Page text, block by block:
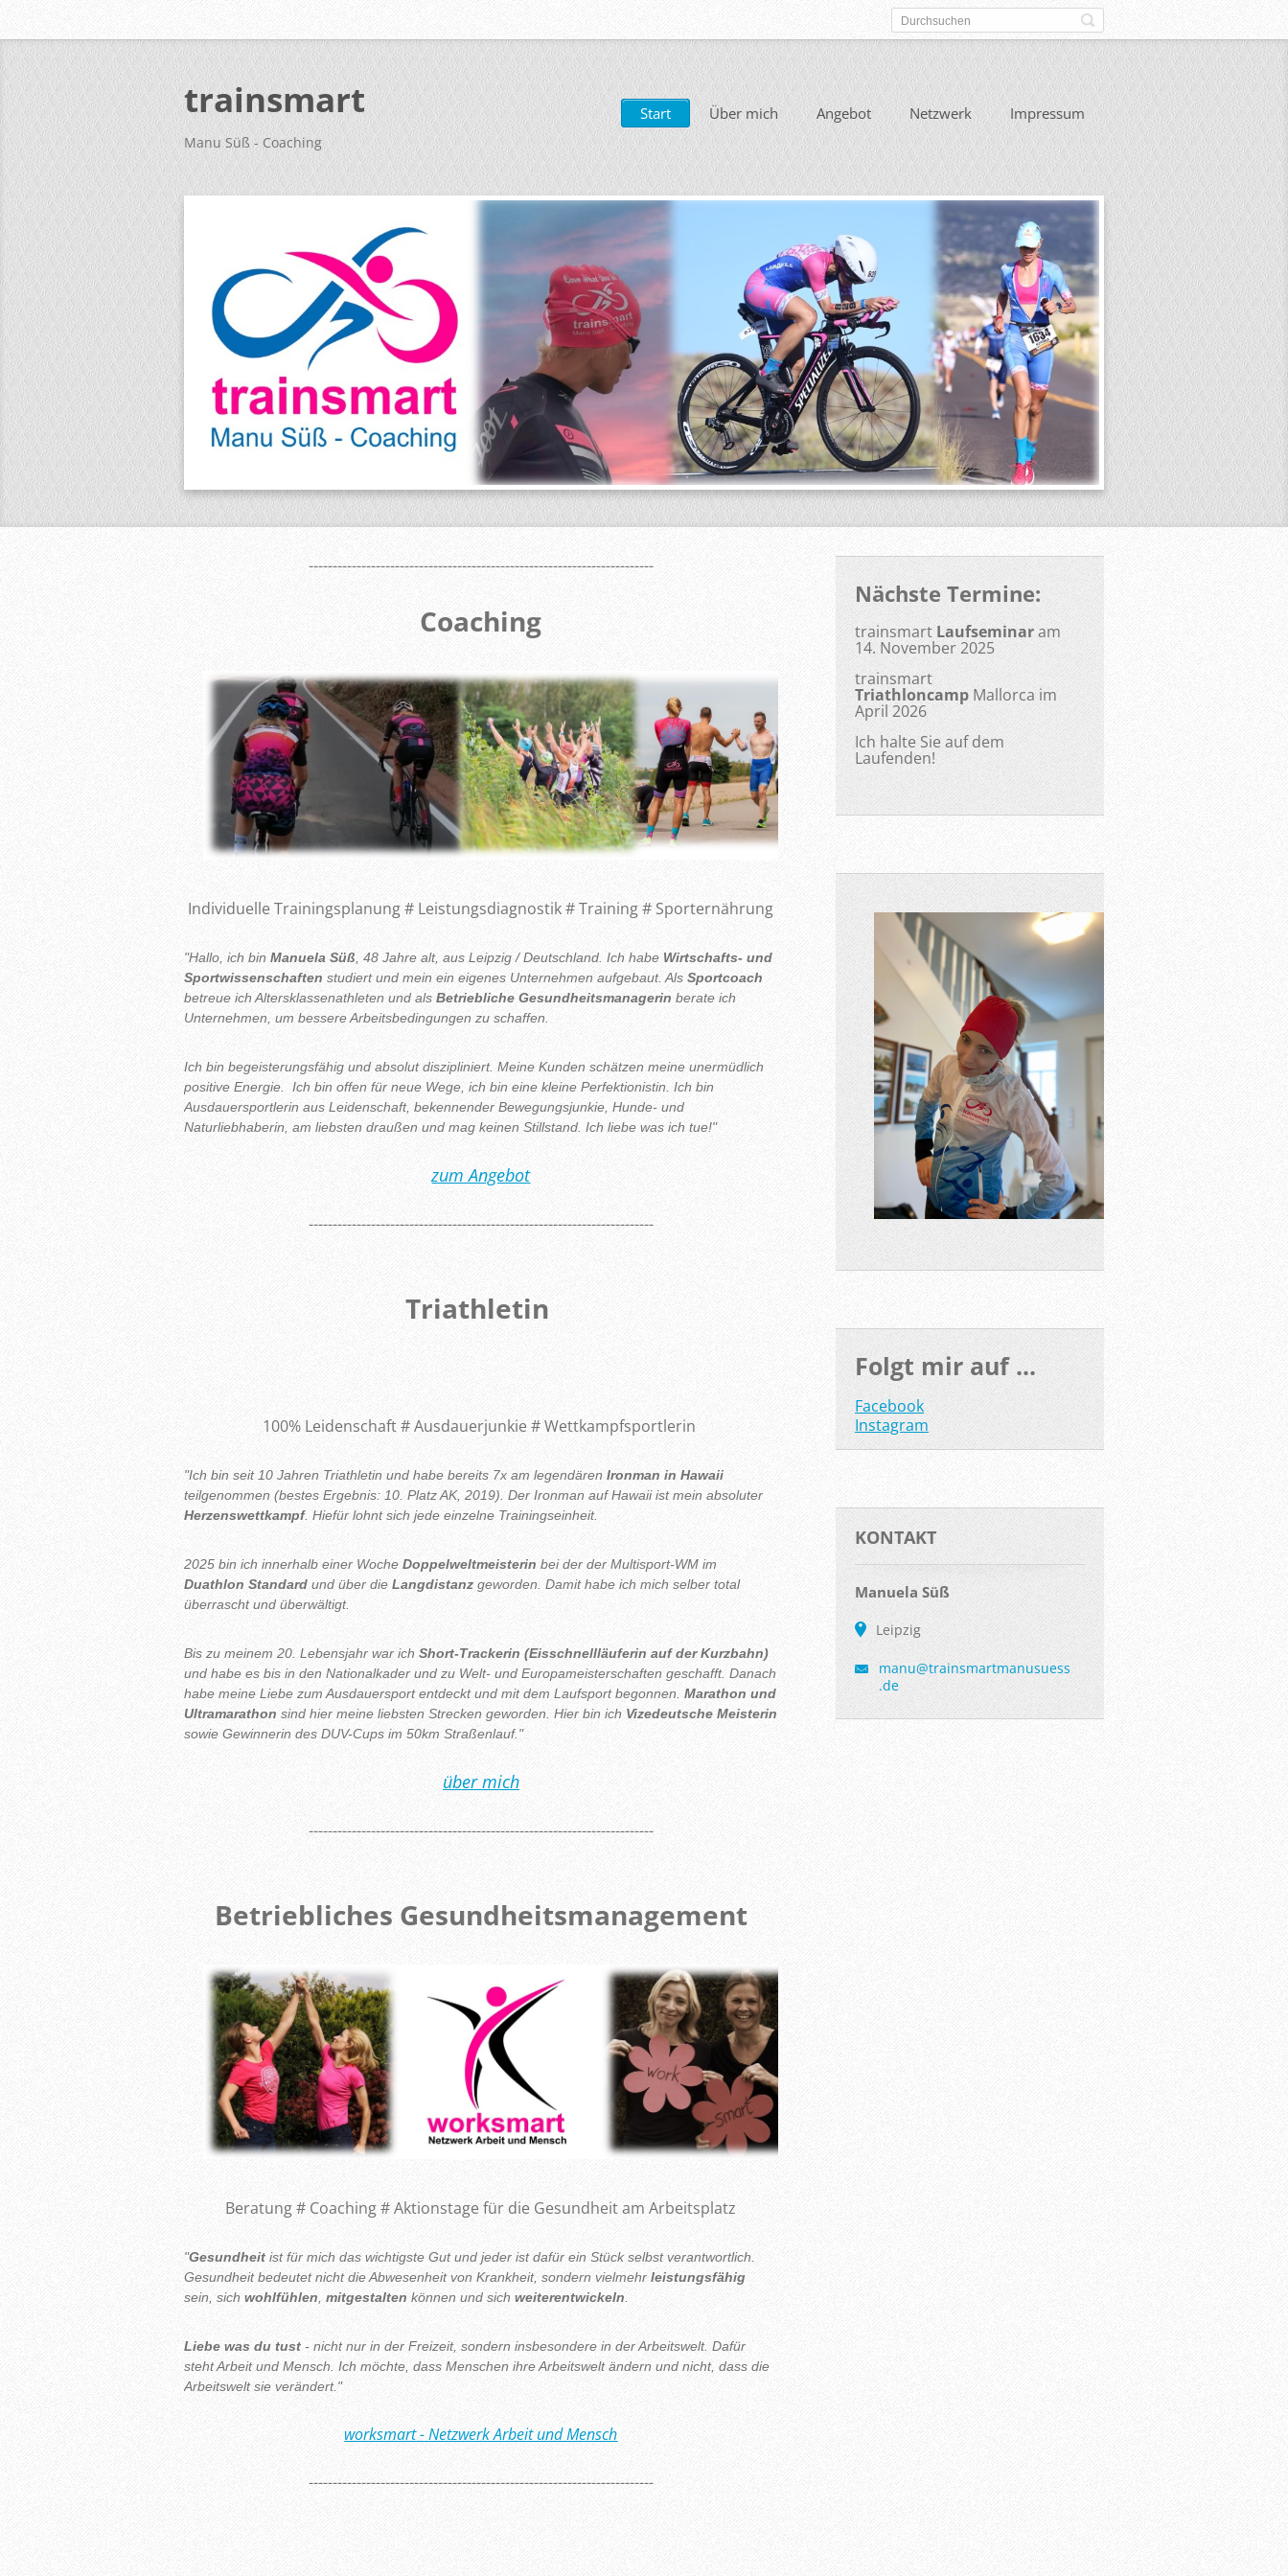
trainsmart
Manu Süß - Coaching
Start Über mich Angebot Netzwerk Impressum
------------------------------------------------------------------------
Coaching
Individuelle Trainingsplanung # Leistungsdiagnostik # Training # Sporternährung
"Hallo, ich bin Manuela Süß , 48 Jahre alt, aus Leipzig / Deutschland. Ich habe Wirtschafts- und
Sportwissenschaften studiert und mein ein eigenes Unternehmen aufgebaut. Als Sportcoach
betreue ich Altersklassenathleten und als Betriebliche Gesundheitsmanagerin berate ich
Unternehmen, um bessere Arbeitsbedingungen zu schaffen.
Ich bin begeisterungsfähig und absolut diszipliniert. Meine Kunden schätzen meine unermüdlich
positive Energie. Ich bin offen für neue Wege, ich bin eine kleine Perfektionistin. Ich bin
Ausdauersportlerin aus Leidenschaft, bekennender Bewegungsjunkie, Hunde- und
Naturliebhaberin, am liebsten draußen und mag keinen Stillstand. Ich liebe was ich tue!"
zum Angebot
------------------------------------------------------------------------
Triathletin
100% Leidenschaft # Ausdauerjunkie # Wettkampfsportlerin
"Ich bin seit 10 Jahren Triathletin und habe bereits 7x am legendären Ironman in Hawaii
teilgenommen (bestes Ergebnis: 10. Platz AK, 2019). Der Ironman auf Hawaii ist mein absoluter
Herzenswettkampf. Hiefür lohnt sich jede einzelne Trainingseinheit.
2025 bin ich innerhalb einer Woche Doppelweltmeisterin bei der der Multisport-WM im
Duathlon Standard und über die Langdistanz geworden. Damit habe ich mich selber total
überrascht und überwältigt.
Bis zu meinem 20. Lebensjahr war ich Short-Trackerin (Eisschnellläuferin auf der Kurzbahn)
und habe es bis in den Nationalkader und zu Welt- und Europameisterschaften geschafft. Danach
habe meine Liebe zum Ausdauersport entdeckt und mit dem Laufsport begonnen. Marathon und
Ultramarathon sind hier meine liebsten Strecken geworden. Hier bin ich Vizedeutsche Meisterin
sowie Gewinnerin des DUV-Cups im 50km Straßenlauf."
über mich
------------------------------------------------------------------------
Betriebliches Gesundheitsmanagement
Beratung # Coaching # Aktionstage für die Gesundheit am Arbeitsplatz
"Gesundheit ist für mich das wichtigste Gut und jeder ist dafür ein Stück selbst verantwortlich.
Gesundheit bedeutet nicht die Abwesenheit von Krankheit, sondern vielmehr leistungsfähig
sein, sich wohlfühlen, mitgestalten können und sich weiterentwickeln.
Liebe was du tust - nicht nur in der Freizeit, sondern insbesondere in der Arbeitswelt. Dafür
steht Arbeit und Mensch. Ich möchte, dass Menschen ihre Arbeitswelt ändern und nicht, dass die
Arbeitswelt sie verändert."
worksmart - Netzwerk Arbeit und Mensch
------------------------------------------------------------------------
Nächste Termine:
trainsmart Laufseminaram
14. November 2025
trainsmart
Triathloncamp Mallorca im
April 2026
Ich halte Sie auf dem
Laufenden!
Folgt mir auf ...
Facebook
Instagram
KONTAKT
Manuela Süß
Leipzig
manu@trainsmartmanusuess
.de